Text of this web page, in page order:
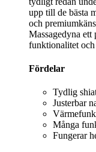
upp till de bästa
och
Massagedyna ett
funktionalitet och
Fördelar
Tydlig
Justerbar
Många
Fungerar